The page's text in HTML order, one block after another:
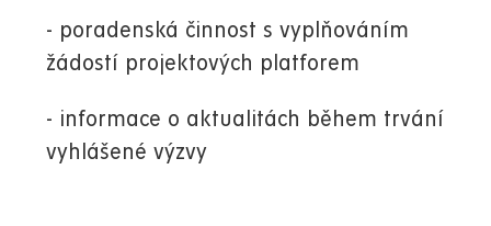
- poradenská činnost s vyplňováním
žádostí projektových platforem
- informace o aktualitách během trvání
vyhlášené výzvy